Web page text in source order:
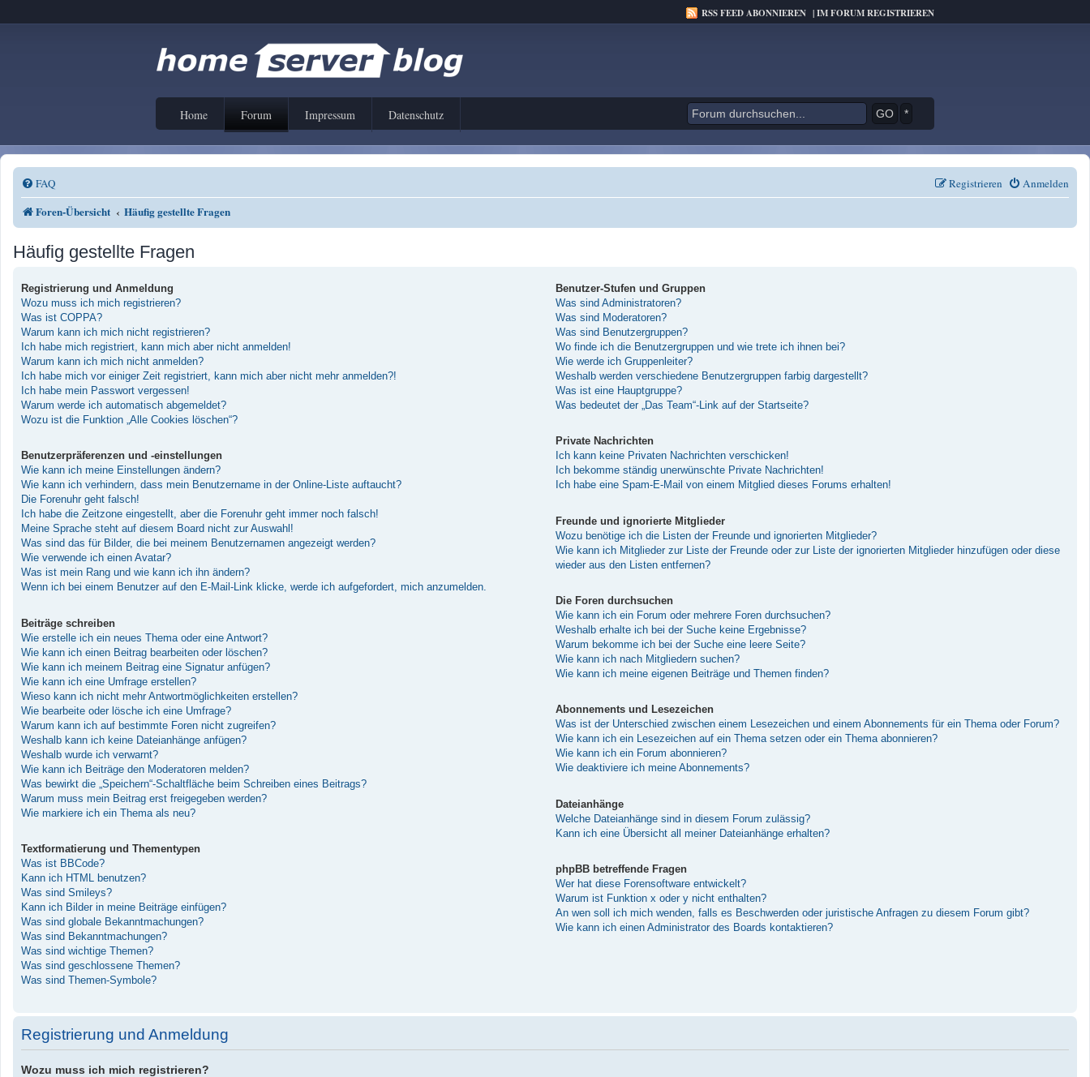
RSS FEED ABONNIEREN |IM FORUM REGISTRIEREN
Home Forum Impressum Datenschutz *
FAQ Anmelden
Registrieren
Foren-Übersicht Häufig gestellte Fragen
Häufig gestellte Fragen
Registrierung und Anmeldung
Wozu muss ich mich registrieren?
Was ist COPPA?
Warum kann ich mich nicht registrieren?
Ich habe mich registriert, kann mich aber nicht anmelden!
Warum kann ich mich nicht anmelden?
Ich habe mich vor einiger Zeit registriert, kann mich aber nicht mehr anmelden?!
Ich habe mein Passwort vergessen!
Warum werde ich automatisch abgemeldet?
Wozu ist die Funktion „Alle Cookies löschen“?
Benutzerpräferenzen und -einstellungen
Wie kann ich meine Einstellungen ändern?
Wie kann ich verhindern, dass mein Benutzername in der Online-Liste auftaucht?
Die Forenuhr geht falsch!
Ich habe die Zeitzone eingestellt, aber die Forenuhr geht immer noch falsch!
Meine Sprache steht auf diesem Board nicht zur Auswahl!
Was sind das für Bilder, die bei meinem Benutzernamen angezeigt werden?
Wie verwende ich einen Avatar?
Was ist mein Rang und wie kann ich ihn ändern?
Wenn ich bei einem Benutzer auf den E-Mail-Link klicke, werde ich aufgefordert, mich anzumelden.
Beiträge schreiben
Wie erstelle ich ein neues Thema oder eine Antwort?
Wie kann ich einen Beitrag bearbeiten oder löschen?
Wie kann ich meinem Beitrag eine Signatur anfügen?
Wie kann ich eine Umfrage erstellen?
Wieso kann ich nicht mehr Antwortmöglichkeiten erstellen?
Wie bearbeite oder lösche ich eine Umfrage?
Warum kann ich auf bestimmte Foren nicht zugreifen?
Weshalb kann ich keine Dateianhänge anfügen?
Weshalb wurde ich verwarnt?
Wie kann ich Beiträge den Moderatoren melden?
Was bewirkt die „Speichern“-Schaltfläche beim Schreiben eines Beitrags?
Warum muss mein Beitrag erst freigegeben werden?
Wie markiere ich ein Thema als neu?
Textformatierung und Thementypen
Was ist BBCode?
Kann ich HTML benutzen?
Was sind Smileys?
Kann ich Bilder in meine Beiträge einfügen?
Was sind globale Bekanntmachungen?
Was sind Bekanntmachungen?
Was sind wichtige Themen?
Was sind geschlossene Themen?
Was sind Themen-Symbole?
Benutzer-Stufen und Gruppen
Was sind Administratoren?
Was sind Moderatoren?
Was sind Benutzergruppen?
Wo finde ich die Benutzergruppen und wie trete ich ihnen bei?
Wie werde ich Gruppenleiter?
Weshalb werden verschiedene Benutzergruppen farbig dargestellt?
Was ist eine Hauptgruppe?
Was bedeutet der „Das Team“-Link auf der Startseite?
Private Nachrichten
Ich kann keine Privaten Nachrichten verschicken!
Ich bekomme ständig unerwünschte Private Nachrichten!
Ich habe eine Spam-E-Mail von einem Mitglied dieses Forums erhalten!
Freunde und ignorierte Mitglieder
Wozu benötige ich die Listen der Freunde und ignorierten Mitglieder?
Wie kann ich Mitglieder zur Liste der Freunde oder zur Liste der ignorierten Mitglieder hinzufügen oder diese
wieder aus den Listen entfernen?
Die Foren durchsuchen
Wie kann ich ein Forum oder mehrere Foren durchsuchen?
Weshalb erhalte ich bei der Suche keine Ergebnisse?
Warum bekomme ich bei der Suche eine leere Seite?
Wie kann ich nach Mitgliedern suchen?
Wie kann ich meine eigenen Beiträge und Themen finden?
Abonnements und Lesezeichen
Was ist der Unterschied zwischen einem Lesezeichen und einem Abonnements für ein Thema oder Forum?
Wie kann ich ein Lesezeichen auf ein Thema setzen oder ein Thema abonnieren?
Wie kann ich ein Forum abonnieren?
Wie deaktiviere ich meine Abonnements?
Dateianhänge
Welche Dateianhänge sind in diesem Forum zulässig?
Kann ich eine Übersicht all meiner Dateianhänge erhalten?
phpBB betreffende Fragen
Wer hat diese Forensoftware entwickelt?
Warum ist Funktion x oder y nicht enthalten?
An wen soll ich mich wenden, falls es Beschwerden oder juristische Anfragen zu diesem Forum gibt?
Wie kann ich einen Administrator des Boards kontaktieren?
Registrierung und Anmeldung
Wozu muss ich mich registrieren?